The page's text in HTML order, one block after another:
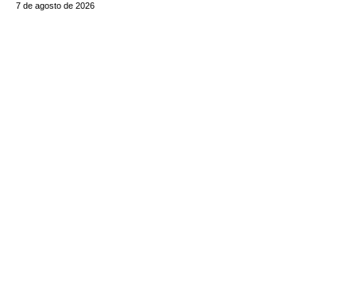
7 de agosto de 2026